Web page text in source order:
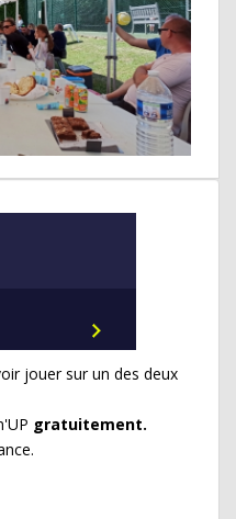
jouer sur un des deux
gratuitement.